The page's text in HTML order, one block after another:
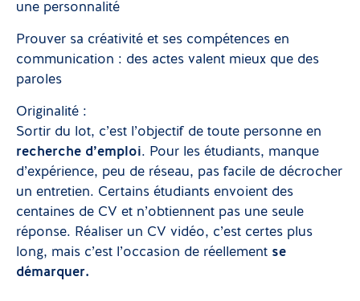
une personnalité
Prouver sa créativité et ses compétences en
communication : des actes valent mieux que des
paroles
Originalité :
Sortir du lot, c’est l’objectif de toute personne en
recherche d’emploi. Pour les étudiants, manque
d’expérience, peu de réseau, pas facile de décrocher
un entretien. Certains étudiants envoient des
centaines de CV et n’obtiennent pas une seule
réponse. Réaliser un CV vidéo, c’est certes plus
long, mais c’est l’occasion de réellement se
démarquer.